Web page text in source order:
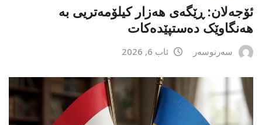
ئۆجەلان: ڕێگەی هەزار کیلۆمەتریی بە
هەنگاوێک دەستپێدەکات
سەرنوسەر ئاب 6, 2026